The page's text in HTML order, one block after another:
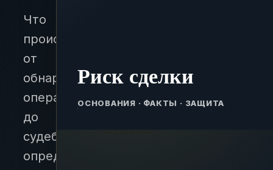
Что
происходит
от
обнаружения
операции
до
судебного
определения,
Риск сделки
ОСНОВАНИЯ · ФАКТЫ · ЗАЩИТА